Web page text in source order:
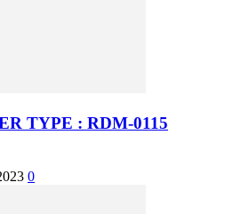
TYPE : RDM-0115
0